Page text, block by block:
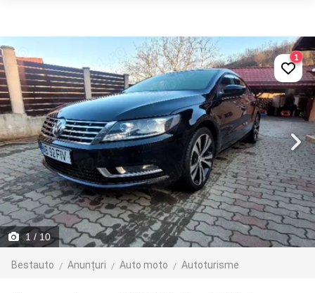
1 / 10
Bestauto Anunțuri Auto moto Autoturisme
1